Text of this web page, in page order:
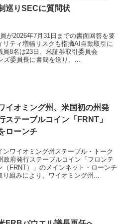
巡りSECに質問状
が2026年7月31日までの書面回答を要
ティ増幅リスクも指摘AI自動取引に
8名は23日、米証券取引委員会
ズ委員長に書簡を送り、...
イオミング州、米国初の州発
ステーブルコイン「FRNT」
ローンチ
ワイオミング州ステーブル・トーク
政府発行ステーブルコイン「フロンテ
（FRNT）」のメインネット・ローンチ
り組みにより、ワイオミング州...